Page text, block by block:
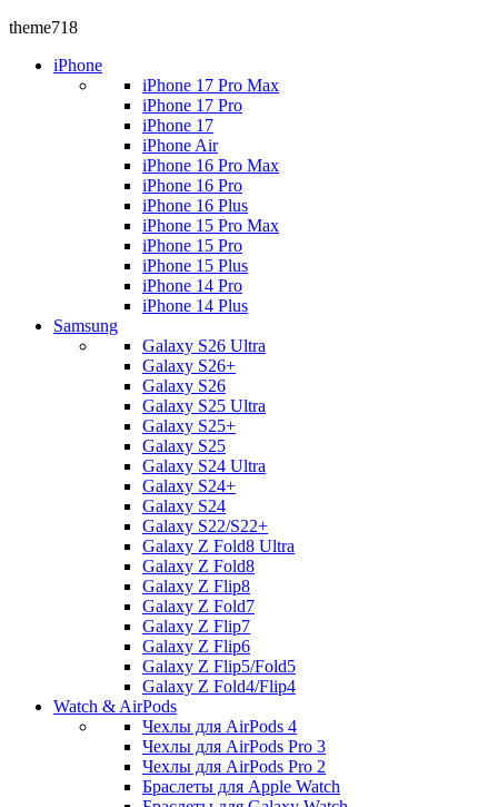
theme718
iPhone
iPhone 17 Pro Max
iPhone 17 Pro
iPhone 17
iPhone Air
iPhone 16 Pro Max
iPhone 16 Pro
iPhone 16 Plus
iPhone 15 Pro Max
iPhone 15 Pro
iPhone 15 Plus
iPhone 14 Pro
iPhone 14 Plus
Samsung
Galaxy S26 Ultra
Galaxy S26+
Galaxy S26
Galaxy S25 Ultra
Galaxy S25+
Galaxy S25
Galaxy S24 Ultra
Galaxy S24+
Galaxy S24
Galaxy S22/S22+
Galaxy Z Fold8 Ultra
Galaxy Z Fold8
Galaxy Z Flip8
Galaxy Z Fold7
Galaxy Z Flip7
Galaxy Z Flip6
Galaxy Z Flip5/Fold5
Galaxy Z Fold4/Flip4
Watch & AirPods
Чехлы для AirPods 4
Чехлы для AirPods Pro 3
Чехлы для AirPods Pro 2
Браслеты для Apple Watch